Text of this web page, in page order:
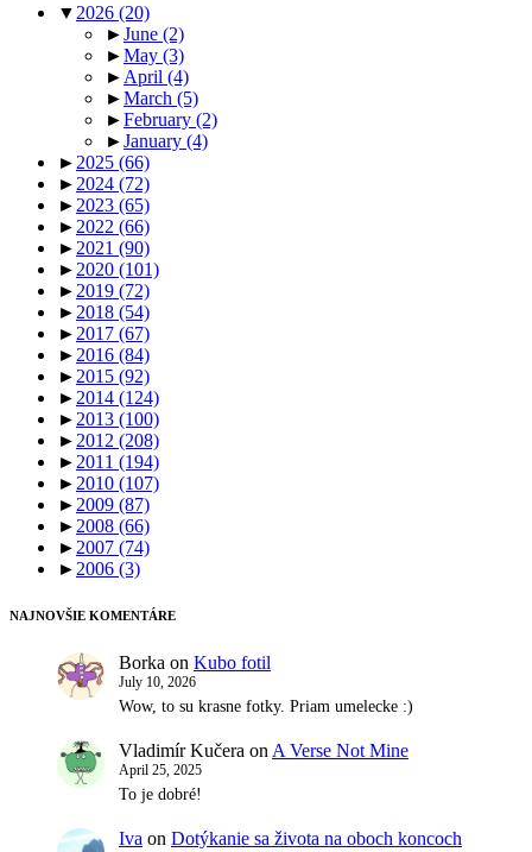
▼ 2026 (20)
►June (2)
►May (3)
► April (4)
►March (5)
►February (2)
►January (4)
► 2025 (66)
► 2024 (72)
► 2023 (65)
► 2022 (66)
► 2021 (90)
► 2020 (101)
► 2019 (72)
► 2018 (54)
► 2017 (67)
► 2016 (84)
► 2015 (92)
► 2014 (124)
► 2013 (100)
► 2012 (208)
► 2011 (194)
► 2010 (107)
► 2009 (87)
► 2008 (66)
► 2007 (74)
► 2006 (3)
NAJNOVŠIE KOMENTÁRE
Borka on Kubo fotil
July 10, 2026
Wow, to su krasne fotky. Priam umelecke :)
Vladimír Kučera on A Verse Not Mine
April 25, 2025
To je dobré!
Iva on Dotýkanie sa života na oboch koncoch